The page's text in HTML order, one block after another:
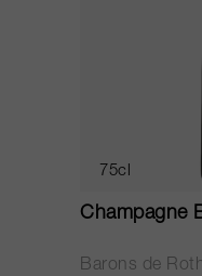
75cl
Champagne
Barons de